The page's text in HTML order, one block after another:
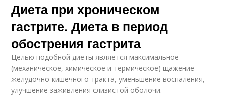
Диета при хроническом
гастрите. Диета в период
обострения гастрита
Целью подобной диеты является максимальное
(механическое, химическое и термическое) щажение
желудочно-кишечного тракта, уменьшение воспаления,
улучшение заживления слизистой оболочи.